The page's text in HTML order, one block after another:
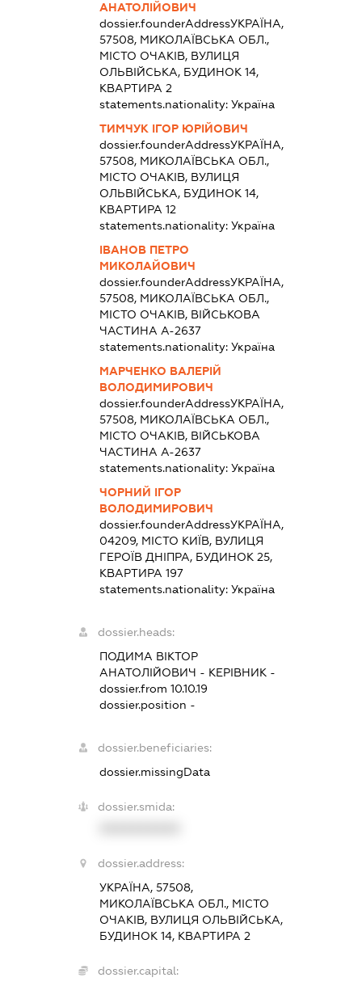
АНАТОЛІЙОВИЧ
dossier.founderAddressУКРАЇНА,
57508, МИКОЛАЇВСЬКА ОБЛ.,
МІСТО ОЧАКІВ, ВУЛИЦЯ
ОЛЬВІЙСЬКА, БУДИНОК 14,
КВАРТИРА 2
statements.nationality:Україна
ТИМЧУК ІГОР ЮРІЙОВИЧ
dossier.founderAddressУКРАЇНА,
57508, МИКОЛАЇВСЬКА ОБЛ.,
МІСТО ОЧАКІВ, ВУЛИЦЯ
ОЛЬВІЙСЬКА, БУДИНОК 14,
КВАРТИРА 12
statements.nationality:Україна
ІВАНОВ ПЕТРО
МИКОЛАЙОВИЧ
dossier.founderAddressУКРАЇНА,
57508, МИКОЛАЇВСЬКА ОБЛ.,
МІСТО ОЧАКІВ, ВІЙСЬКОВА
ЧАСТИНА А-2637
statements.nationality:Україна
МАРЧЕНКО ВАЛЕРІЙ
ВОЛОДИМИРОВИЧ
dossier.founderAddressУКРАЇНА,
57508, МИКОЛАЇВСЬКА ОБЛ.,
МІСТО ОЧАКІВ, ВІЙСЬКОВА
ЧАСТИНА А-2637
statements.nationality:Україна
ЧОРНИЙ ІГОР
ВОЛОДИМИРОВИЧ
dossier.founderAddressУКРАЇНА,
04209, МІСТО КИЇВ, ВУЛИЦЯ
ГЕРОЇВ ДНІПРА, БУДИНОК 25,
КВАРТИРА 197
statements.nationality:Україна
dossier.heads:
ПОДИМА ВІКТОР
АНАТОЛІЙОВИЧ - КЕРІВНИК -
dossier.from 10.10.19
dossier.position -
dossier.beneficiaries:
dossier.missingData
dossier.smida:
dossier.address:
УКРАЇНА, 57508,
МИКОЛАЇВСЬКА ОБЛ., МІСТО
ОЧАКІВ, ВУЛИЦЯ ОЛЬВІЙСЬКА,
БУДИНОК 14, КВАРТИРА 2
dossier.capital: